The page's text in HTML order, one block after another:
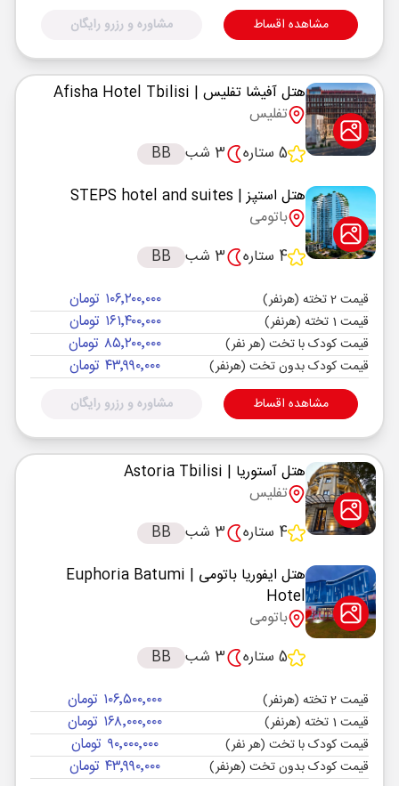
مشاهده اقساط مشاوره و رزرو رایگان
هتل آفیشا تفلیس | Afisha Hotel Tbilisi
تفلیس
5 ستاره
3 شب
BB
هتل استپز| STEPS hotel and suites
باتومی
4 ستاره
3 شب BB
قیمت 2 تخته (هرنفر) ۱۰۶٬۲۰۰٬۰۰۰ تومان
قیمت 1 تخته (هرنفر) ۱۶۱٬۴۰۰٬۰۰۰ تومان
قیمت کودک با تخت (هر نفر) ۸۵٬۲۰۰٬۰۰۰ تومان
قیمت کودک بدون تخت (هرنفر) ۴۳٬۹۹۰٬۰۰۰ تومان
مشاهده اقساط مشاوره و رزرو رایگان
هتل آستوریا | Astoria Tbilisi
تفلیس
4 ستاره
3 شب
BB
هتل ایفوریا باتومی
| Euphoria Batumi
Hotel
باتومی
5 ستاره
3 شب BB
قیمت 2 تخته (هرنفر) ۱۰۶٬۵۰۰٬۰۰۰ تومان
قیمت 1 تخته (هرنفر) ۱۶۸٬۰۰۰٬۰۰۰ تومان
قیمت کودک با تخت (هر نفر) ۹۰٬۰۰۰٬۰۰۰ تومان
قیمت کودک بدون تخت (هرنفر) ۴۳٬۹۹۰٬۰۰۰ تومان